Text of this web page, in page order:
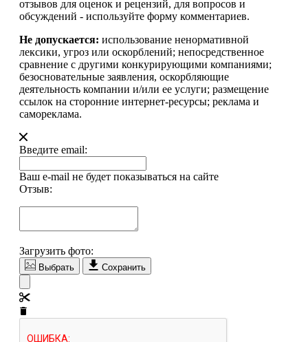
отзывов для оценок и рецензий, для вопросов и
обсуждений - используйте форму комментариев.
Не допускается: использование ненормативной
лексики, угроз или оскорблений; непосредственное
сравнение с другими конкурирующими компаниями;
безосновательные заявления, оскорбляющие
деятельность компании и/или ее услуги; размещение
ссылок на сторонние интернет-ресурсы; реклама и
самореклама.
Введите email:
Ваш e-mail не будет показываться на сайте
Отзыв:
Загрузить фото:
Выбрать Сохранить